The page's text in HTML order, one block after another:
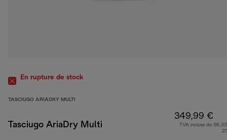
En rupture de stock
TASCIUGO ARIADRY MULTI
Tasciugo AriaDry Multi
349,99 €
TVA incluse de